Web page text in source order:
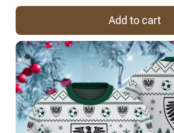
Add to cart